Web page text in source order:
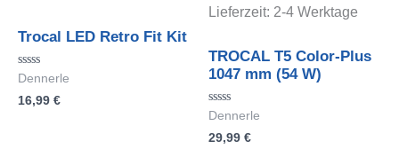
Trocal LED Retro Fit Kit
Bewertet
0
Dennerle
16,99 €
Lieferzeit: 2-4 Werktage
TROCAL T5 Color-Plus
1047 mm (54 W)
Bewertet
0
Dennerle
29,99 €